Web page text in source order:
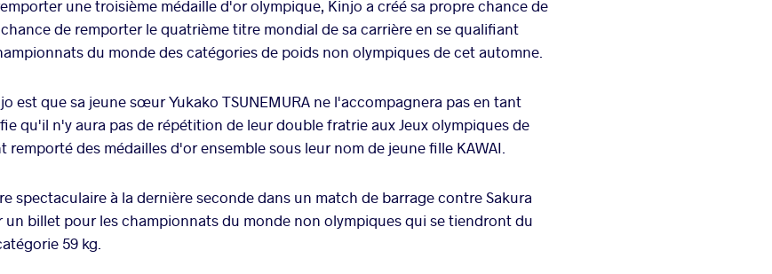
une troisième médaille d'or olympique, Kinjo a créé sa propre chance de
de remporter le quatrième titre mondial de sa carrière en se qualifiant
du monde des catégories de poids non olympiques de cet automne.
est que sa jeune sœur Yukako TSUNEMURA ne l'accompagnera pas en tant
qu'il n'y aura pas de répétition de leur double fratrie aux Jeux olympiques de
remporté des médailles d'or ensemble sous leur nom de jeune fille KAWAI.
spectaculaire à la dernière seconde dans un match de barrage contre Sakura
un billet pour les championnats du monde non olympiques qui se tiendront du
59 kg.